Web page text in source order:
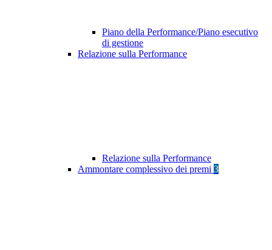
Piano della Performance/Piano esecutivo
di gestione
Relazione sulla Performance
Relazione sulla Performance
Ammontare complessivo dei premi 3